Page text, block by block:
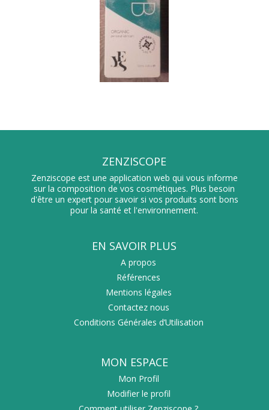
ZENZISCOPE
Zenziscope est une application web qui vous informe
sur la composition de vos cosmétiques. Plus besoin
d'être un expert pour savoir si vos produits sont bons
pour la santé et l'environnement.
EN SAVOIR PLUS
A propos
Références
Mentions légales
Contactez nous
Conditions Générales d’Utilisation
MON ESPACE
Mon Profil
Modifier le profil